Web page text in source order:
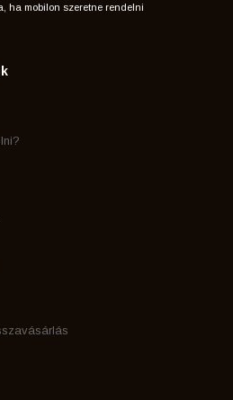
ha mobilon szeretne rendelni